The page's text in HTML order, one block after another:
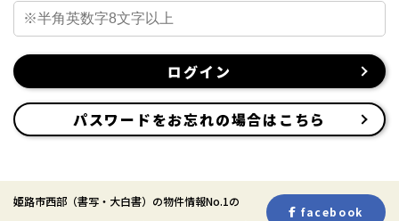
ログイン
パスワードをお忘れの場合はこちら
姫路市西部 （書写・大白書） の物件情報No.1の
facebook